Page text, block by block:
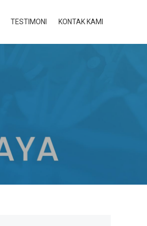
TESTIMONI KONTAK KAMI